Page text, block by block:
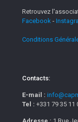
Retrouvez
Facebook -
Conditions
Contacts:
E-mail :
Tel : +331 79 35 11